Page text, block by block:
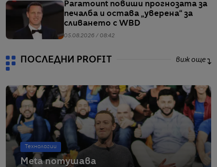
Paramount повиши прогнозата за
печалба и остава „уверена“ за
сливането с WBD
05.08.2026 / 08:42
ПОСЛЕДНИ PROFIT виж още
Технологии
Meta потушава